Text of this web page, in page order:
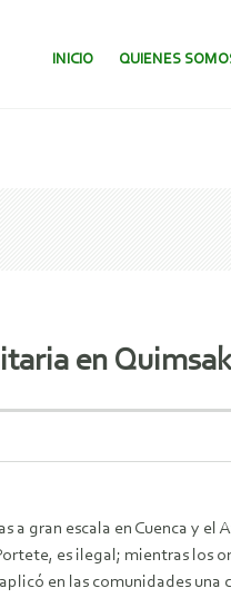
SALTAR AL CONTENIDO.
INICIO QUIENES
en
gran escala en Cuenca y
es ilegal; mientras los
en las comunidades una